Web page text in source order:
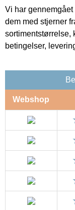
Vi har
dem med stjerner
sortimentstørrelse,
betingelser,
Webshop